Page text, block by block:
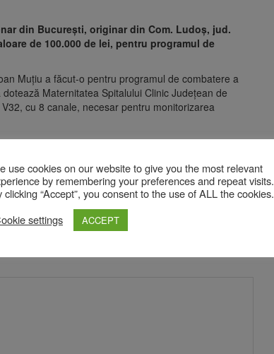
din București, originar din Com. Ludoș, jud.
de 100.000 de lei, pentru programul de
Muțiu a făcut-o pentru programul de combatere a
Maternitatea Spitalului Clinic Județean de
cu 8 canale, necesar pentru monitorizarea
de caniculă până vineri dimineață
sunt marcate cu
use cookies on our website to give you the most relevant
by remembering your preferences and repeat visits.
clicking “Accept”, you consent to the use of ALL the cookies.
settings
ACCEPT